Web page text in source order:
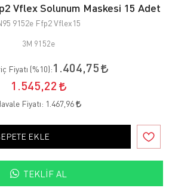
Vflex Solunum Maskesi 15 Adet
9152e Ffp2 Vflex15
3M 9152e
Fiyatı (%10):1.404,75
1.545,22
Fiyatı: 1.467,96
EKLE
TEKLIF AL